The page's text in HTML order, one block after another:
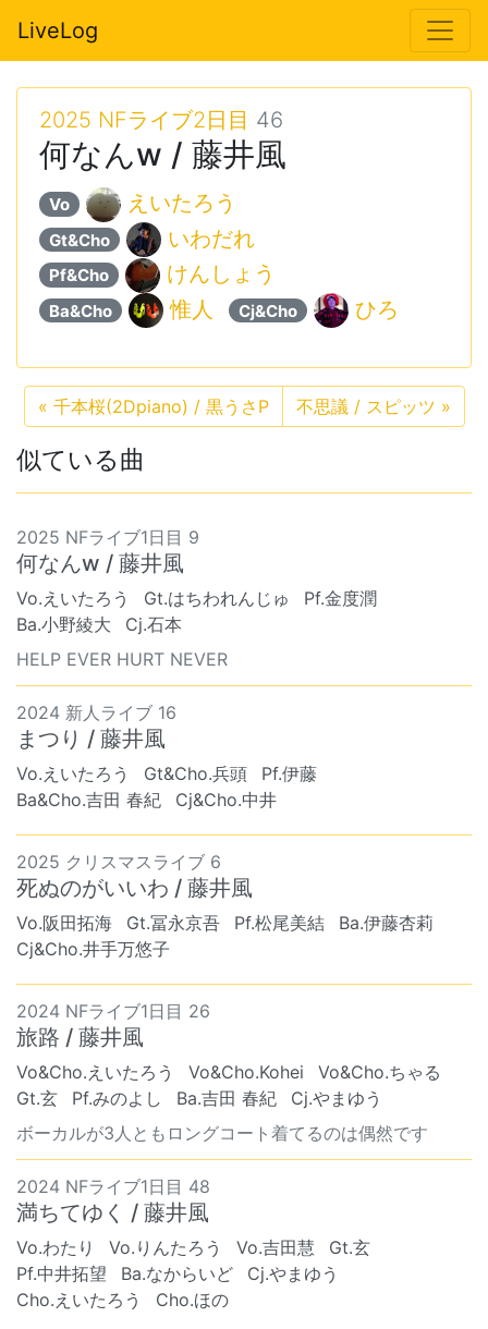
LiveLog
2025 NFライブ2日目 46
何なんw / 藤井風
Vo えいたろう
Gt&Cho いわだれ
Pf&Cho けんしょう
Ba&Cho 惟人 Cj&Cho ひろ
« 千本桜(2Dpiano) / 黒うさP 不思議 / スピッツ »
似ている曲
2025 NFライブ1日目 9
何なんw / 藤井風
Vo.えいたろう Gt.はちわれんじゅ
Pf.金度潤
Ba.小野綾大
Cj.石本
HELP EVER HURT NEVER
2024 新人ライブ 16
まつり / 藤井風
Vo.えいたろう Gt&Cho.兵頭
Pf.伊藤
Ba&Cho.吉田 春紀
Cj&Cho.中井
2025 クリスマスライブ 6
死ぬのがいいわ / 藤井風
Vo.阪田拓海 Gt.冨永京吾 Pf.松尾美結
Ba.伊藤杏莉
Cj&Cho.井手万悠子
2024 NFライブ1日目 26
旅路 / 藤井風
Vo&Cho.えいたろう Vo&Cho.Kohei
Vo&Cho.ちゃる
Gt.玄
Pf.みのよし Ba.吉田 春紀
Cj.やまゆう
ボーカルが3人ともロングコート着てるのは偶然です
2024 NFライブ1日目 48
満ちてゆく / 藤井風
Vo.わたり Vo.りんたろう Vo.吉田慧
Gt.玄
Pf.中井拓望
Ba.なからいど
Cj.やまゆう
Cho.えいたろう
Cho.ほの